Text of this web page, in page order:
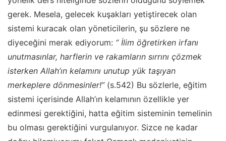
gerek. Mesela, gelecek kuşakları yetiştirecek olan
sistemi kuracak olan yöneticilerin, şu sözlere ne
diyeceğini merak ediyorum: “ İlim öğretirken irfanı
unutmasınlar, harflerin ve rakamların sırrını çözmek
isterken Allah’ın kelamını unutup yük taşıyan
merkeplere dönmesinler!”(s.542) Bu sözlerle, eğitim
sistemi içerisinde Allah’ın kelamının özellikle yer
edinmesi gerektiğini, hatta eğitim sisteminin temelinin
bu olması gerektiğini vurgulanıyor. Sizce ne kadar